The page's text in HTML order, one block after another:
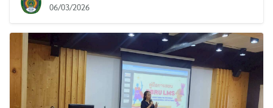
06/03/2026